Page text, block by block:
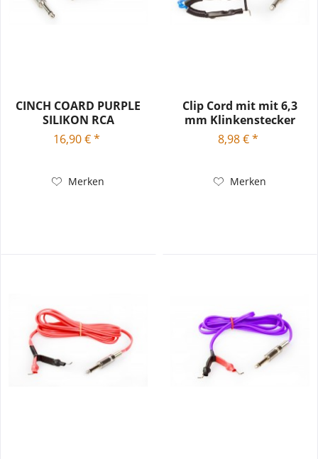
CINCH COARD PURPLE
SILIKON RCA
16,90 € *
Merken
Clip Cord mit mit 6,3
mm Klinkenstecker
Blau
8,98 € *
Merken